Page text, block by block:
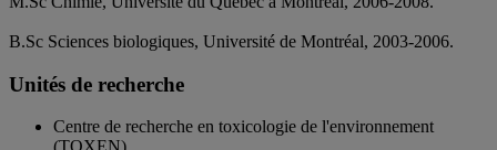
B.Sc Sciences biologiques, Université de Montréal, 2003-2006.
Unités de recherche
Centre de recherche en toxicologie de l'environnement